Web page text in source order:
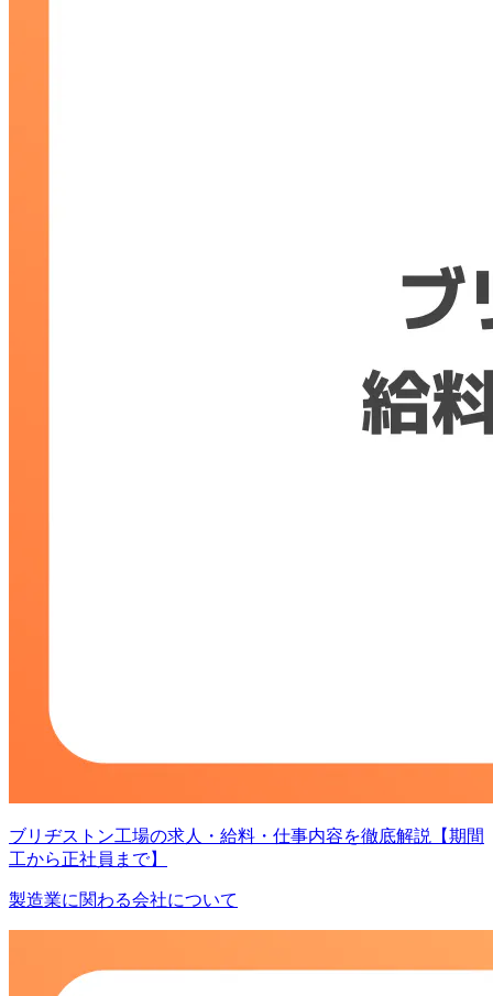
ブリヂストン工場の求人・給料・仕事内容を徹底解説【期間
工から正社員まで】
製造業に関わる会社について